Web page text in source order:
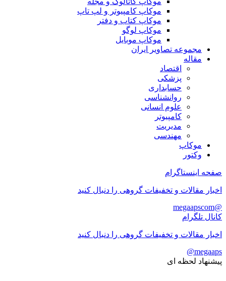
موکاپ کامپیوتر و لپ تاپ
موکاپ کتاب و دفتر
موکاپ لوگو
موکاپ موبایل
مجموعه تصاویر ایران
مقاله
اقتصاد
پزشکی
حسابداری
روانشناسی
علوم انسانی
کامپیوتر
مدیریت
مهندسی
موکاپ
وکتور
صفحه اینستاگرام
اخبار مقالات و تخفیفات گروهی را دنبال کنید
@megaapscom
کانال تلگرام
اخبار مقالات و تخفیفات گروهی را دنبال کنید
megaaps@
پیشنهاد لحظه ای